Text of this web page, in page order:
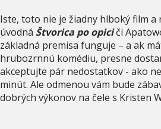
Iste, toto nie je žiadny hlboký film a
úvodná Štvorica po opiciči
základná premisa funguje – a ak
hrubozrnnú komédiu, presne
akceptujte pár nedostatkov - ako
minút. Ale odmenou vám bude
dobrých výkonov na čele s Kristen